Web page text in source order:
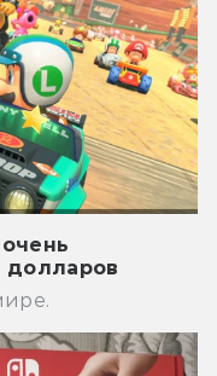
долларов